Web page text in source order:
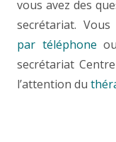
vous avez des
secrétariat.
par téléphone
secrétariat
l’attention du